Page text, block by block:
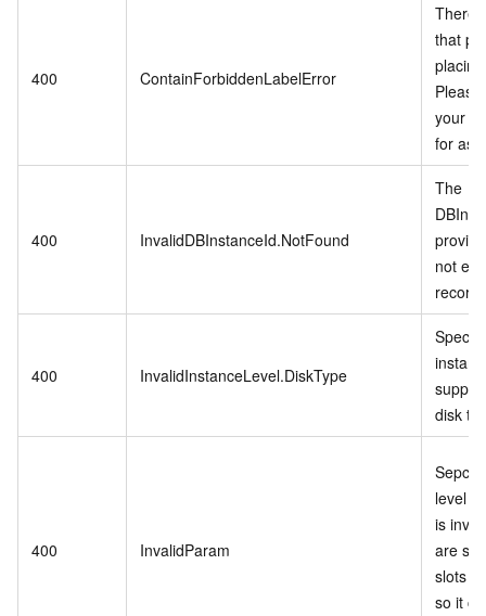
400 ContainForbiddenLabelError
There
that
your
for
400 InvalidDBInstanceId.NotFound
The
not
400 InvalidInstanceLevel.DiskType
disk
400 InvalidParam
level
is
are
slots
so it